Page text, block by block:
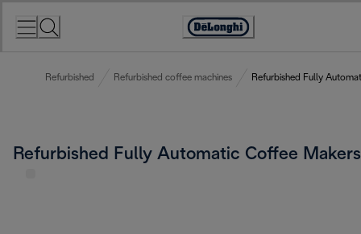
Accessibility
Refurbished Refurbished coffee machines Refurbished Fully
Refurbished Fully Automatic Coffee Makers